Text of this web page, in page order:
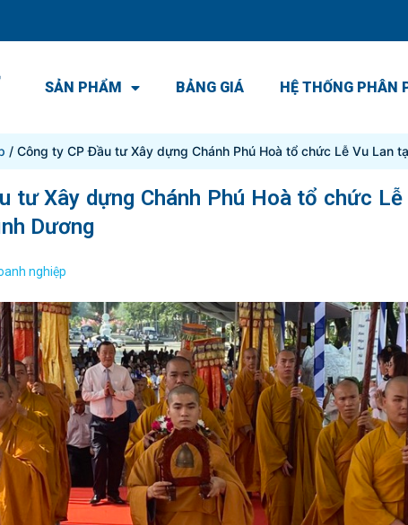
SẢN PHẨM BẢNG GIÁ HỆ THỐNG PHÂN
/ Công ty CP Đầu tư Xây dựng Chánh Phú Hoà tổ chức Lễ Vu Lan
tư Xây dựng Chánh Phú Hoà tổ chức Lễ
Dương
nghiệp